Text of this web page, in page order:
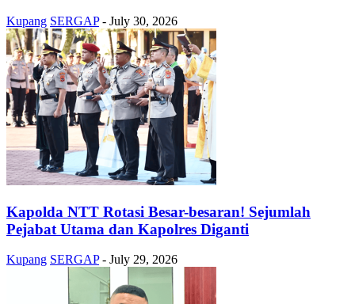
Kupang SERGAP - July 30, 2026
Kapolda NTT Rotasi Besar-besaran! Sejumlah
Pejabat Utama dan Kapolres Diganti
Kupang SERGAP - July 29, 2026